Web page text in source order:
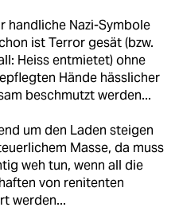
handliche Nazi-Symbole
ist Terror gesät (bzw.
Heiss entmietet) ohne
Hände hässlicher
beschmutzt werden...
um den Laden steigen
Masse, da muss
weh tun, wenn all die
von renitenten
werden...